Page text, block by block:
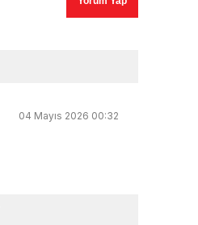
04 Mayıs 2026 00:32